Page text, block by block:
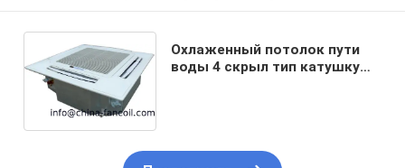
Охлаженный потолок пути
воды 4 скрыл тип катушку